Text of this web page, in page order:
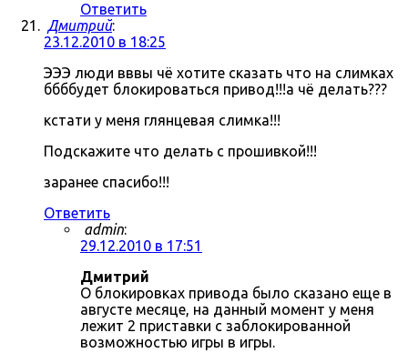
Ответить
Дмитрий:
23.12.2010 в 18:25
ЭЭЭ люди вввы чё хотите сказать что на слимках
ббббудет блокироваться привод!!!а чё делать???
кстати у меня глянцевая слимка!!!
Подскажите что делать с прошивкой!!!
заранее спасибо!!!
Ответить
admin:
29.12.2010 в 17:51
Дмитрий
О блокировках привода было сказано еще в
августе месяце, на данный момент у меня
лежит 2 приставки с заблокированной
возможностью игры в игры.